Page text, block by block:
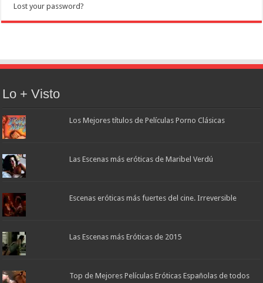
Lost your password?
Lo + Visto
Los Mejores títulos de Películas Porno Clásicas
Las Escenas más eróticas de Maribel Verdú
Escenas eróticas más fuertes del cine. Irreversible
Las Escenas más Eróticas de 2015
Top de Mejores Películas Eróticas Españolas de todos